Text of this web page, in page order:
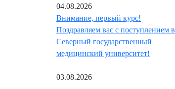
04.08.2026
Внимание, первый курс!
Поздравляем вас с поступлением в
Северный государственный
медицинский университет!
03.08.2026